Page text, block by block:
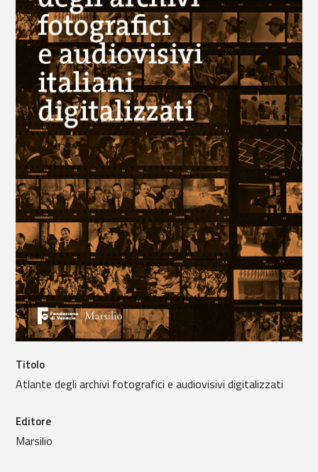
Titolo
Atlante degli archivi fotografici e audiovisivi digitalizzati
Editore
Marsilio